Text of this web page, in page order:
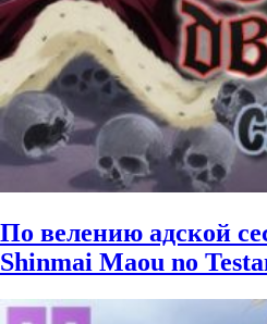
По велению адской
Shinmai Maou no